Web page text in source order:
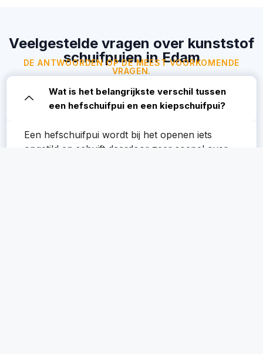
Veelgestelde vragen over kunststof
schuifpuien in Edam
DE ANTWOORDEN OP DE MEEST VOORKOMENDE
VRAGEN.
Wat is het belangrijkste verschil tussen
een hefschuifpui en een kiepschuifpui?
Een hefschuifpui wordt bij het openen iets
opgetild en schuift daardoor zeer soepel over